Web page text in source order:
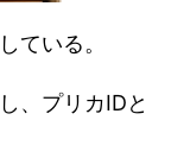
ている。
、プリカIDと